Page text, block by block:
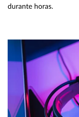
durante horas.